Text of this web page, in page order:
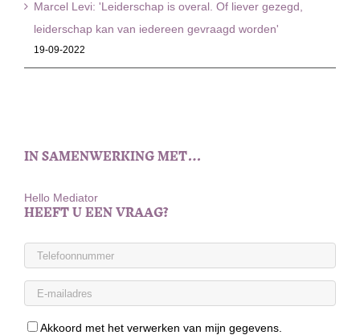
Marcel Levi: 'Leiderschap is overal. Of liever gezegd,
leiderschap kan van iedereen gevraagd worden'
19-09-2022
IN SAMENWERKING MET…
Hello Mediator
HEEFT U EEN VRAAG?
Akkoord met het verwerken van mijn gegevens.